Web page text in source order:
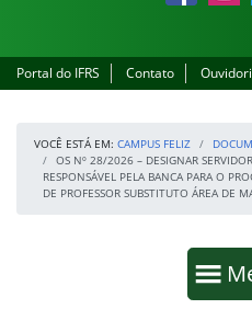
Portal do IFRS Contato
VOCÊ ESTÁ EM: CAMPUS FELIZ
OS Nº 28/2026 – DESIGNAR
RESPONSÁVEL PELA BANCA PARA O
DE PROFESSOR SUBSTITUTO ÁREA DE